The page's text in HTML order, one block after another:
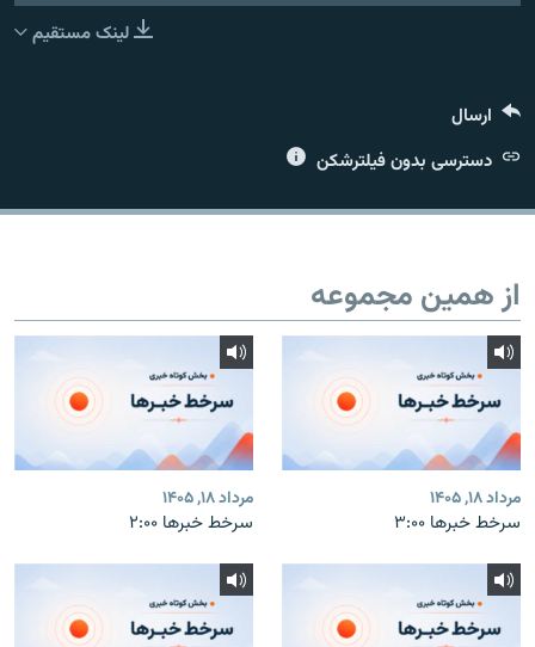
لینک مستقیم
ارسال
دسترسی بدون فیلترشکن
از همین مجموعه
مرداد ۱۸, ۱۴۰۵
سرخط خبرها ۳:۰۰
مرداد ۱۸, ۱۴۰۵
سرخط خبرها ۲:۰۰